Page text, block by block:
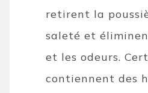
retirent la
saleté et
et les odeurs.
contiennent des